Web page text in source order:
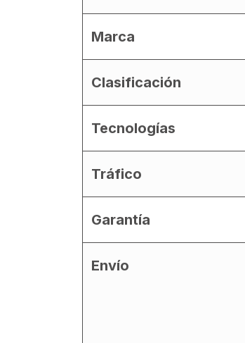
Marca
Clasificación
Tecnologías
Tráfico
Garantía
Envío